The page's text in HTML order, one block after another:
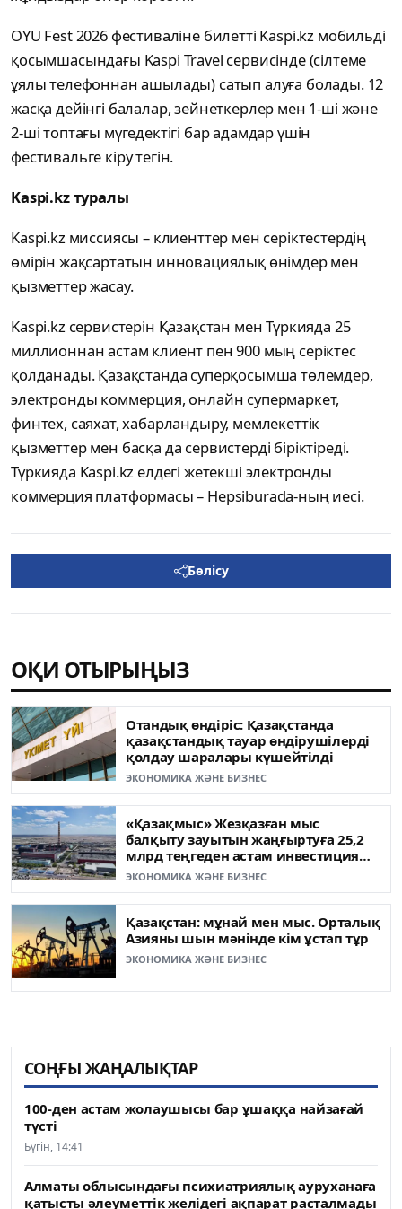
OYU Fest 2026 фестиваліне билетті Kaspi.kz мобильді
қосымшасындағы Kaspi Travel сервисінде (сілтеме
ұялы телефоннан ашылады) сатып алуға болады. 12
жасқа дейінгі балалар, зейнеткерлер мен 1-ші және
2-ші топтағы мүгедектігі бар адамдар үшін
фестивальге кіру тегін.
Kaspi.kz туралы
Kaspi.kz миссиясы – клиенттер мен серіктестердің
өмірін жақсартатын инновациялық өнімдер мен
қызметтер жасау.
Kaspi.kz сервистерін Қазақстан мен Түркияда 25
миллионнан астам клиент пен 900 мың серіктес
қолданады. Қазақстанда суперқосымша төлемдер,
электронды коммерция, онлайн супермаркет,
финтех, саяхат, хабарландыру, мемлекеттік
қызметтер мен басқа да сервистерді біріктіреді.
Түркияда Kaspi.kz елдегі жетекші электронды
коммерция платформасы – Hepsiburada-ның иесі.
Бөлісу
ОҚИ ОТЫРЫҢЫЗ
Отандық өндіріс: Қазақстанда
қазақстандық тауар өндірушілерді
қолдау шаралары күшейтілді
ЭКОНОМИКА ЖӘНЕ БИЗНЕС
«Қазақмыс» Жезқазған мыс
балқыту зауытын жаңғыртуға 25,2
млрд теңгеден астам инвестиция
бағыттады
ЭКОНОМИКА ЖӘНЕ БИЗНЕС
Қазақстан: мұнай мен мыс. Орталық
Азияны шын мәнінде кім ұстап тұр
ЭКОНОМИКА ЖӘНЕ БИЗНЕС
СОҢҒЫ ЖАҢАЛЫҚТАР
100-ден астам жолаушысы бар ұшаққа найзағай
түсті
Бүгін, 14:41
Алматы облысындағы психиатриялық ауруханаға
қатысты әлеуметтік желідегі ақпарат расталмады